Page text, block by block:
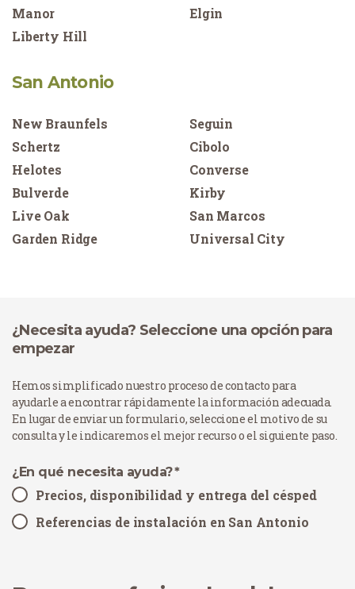
Manor
Elgin
Liberty Hill
San Antonio
New Braunfels
Seguin
Schertz
Cibolo
Helotes
Converse
Bulverde
Kirby
Live Oak
San Marcos
Garden Ridge
Universal City
¿Necesita ayuda? Seleccione una opción para
empezar
Hemos simplificado nuestro proceso de contacto para
ayudarle a encontrar rápidamente la información adecuada.
En lugar de enviar un formulario, seleccione el motivo de su
consulta y le indicaremos el mejor recurso o el siguiente paso.
¿En qué necesita ayuda?*
Precios, disponibilidad y entrega del césped
Referencias de instalación en San Antonio